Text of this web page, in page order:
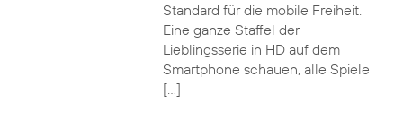
Standard für die mobile Freiheit.
Eine ganze Staffel der
Lieblingsserie in HD auf dem
Smartphone schauen, alle Spiele
[…]